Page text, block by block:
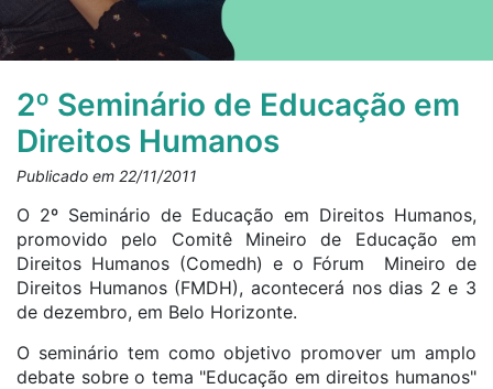
2º Seminário de Educação em
Direitos Humanos
Publicado em 22/11/2011
O 2º Seminário de Educação em Direitos Humanos,
promovido pelo Comitê Mineiro de Educação em
Direitos Humanos (Comedh) e o Fórum Mineiro de
Direitos Humanos (FMDH), acontecerá nos dias 2 e 3
de dezembro, em Belo Horizonte.
O seminário tem como objetivo promover um amplo
debate sobre o tema "Educação em direitos humanos"